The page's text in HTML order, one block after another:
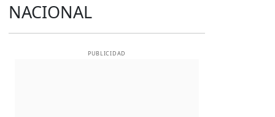
NACIONAL
PUBLICIDAD